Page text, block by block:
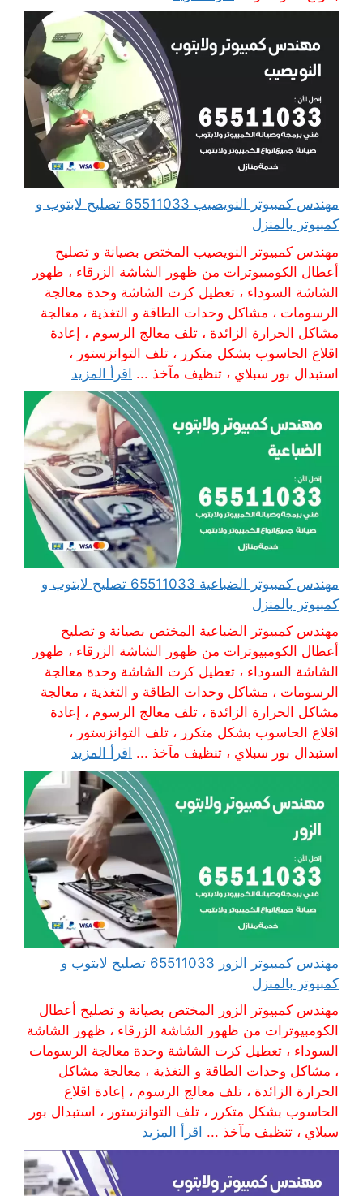
مهندس كمبيوتر النويصيب 65511033 تصليح لابتوب و
كمبيوتر بالمنزل
مهندس كمبيوتر النويصيب المختص بصيانة و تصليح
أعطال الكومبيوترات من ظهور الشاشة الزرقاء ، ظهور
الشاشة السوداء ، تعطيل كرت الشاشة وحدة معالجة
الرسومات ، مشاكل وحدات الطاقة و التغذية ، معالجة
مشاكل الحرارة الزائدة ، تلف معالج الرسوم ، إعادة
اقلاع الحاسوب بشكل متكرر ، تلف التوانزستور ،
استبدال بور سبلاي ، تنظيف مآخذ ... اقرأ المزيد
مهندس كمبيوتر الضباعية 65511033 تصليح لابتوب و
كمبيوتر بالمنزل
مهندس كمبيوتر الضباعية المختص بصيانة و تصليح
أعطال الكومبيوترات من ظهور الشاشة الزرقاء ، ظهور
الشاشة السوداء ، تعطيل كرت الشاشة وحدة معالجة
الرسومات ، مشاكل وحدات الطاقة و التغذية ، معالجة
مشاكل الحرارة الزائدة ، تلف معالج الرسوم ، إعادة
اقلاع الحاسوب بشكل متكرر ، تلف التوانزستور ،
استبدال بور سبلاي ، تنظيف مآخذ ... اقرأ المزيد
مهندس كمبيوتر الزور 65511033 تصليح لابتوب و
كمبيوتر بالمنزل
مهندس كمبيوتر الزور المختص بصيانة و تصليح أعطال
الكومبيوترات من ظهور الشاشة الزرقاء ، ظهور الشاشة
السوداء ، تعطيل كرت الشاشة وحدة معالجة الرسومات
، مشاكل وحدات الطاقة و التغذية ، معالجة مشاكل
الحرارة الزائدة ، تلف معالج الرسوم ، إعادة اقلاع
الحاسوب بشكل متكرر ، تلف التوانزستور ، استبدال بور
سبلاي ، تنظيف مآخذ ... اقرأ المزيد